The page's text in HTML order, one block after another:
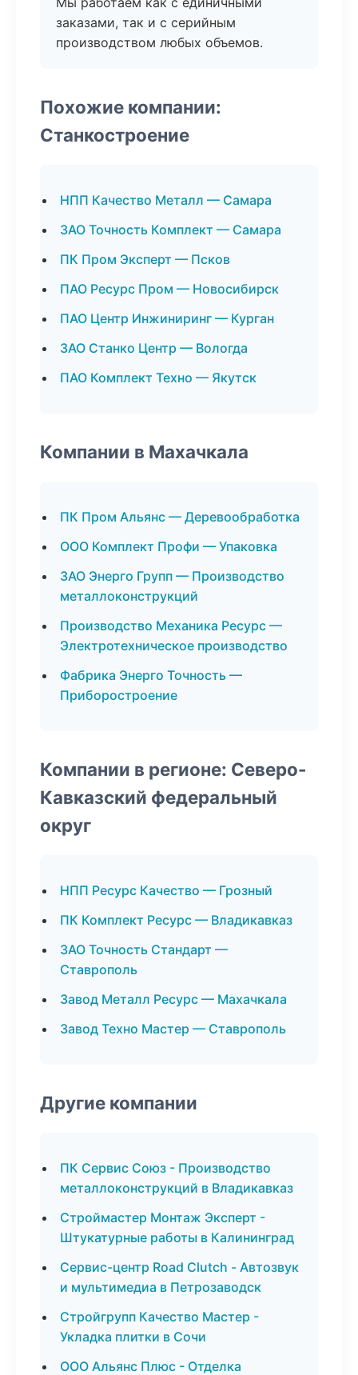
заказами, так и с серийным
производством любых объемов.
Похожие компании:
Станкостроение
НПП Качество Металл — Самара
ЗАО Точность Комплект — Самара
ПК Пром Эксперт — Псков
ПАО Ресурс Пром — Новосибирск
ПАО Центр Инжиниринг — Курган
ЗАО Станко Центр — Вологда
ПАО Комплект Техно — Якутск
Компании в Махачкала
ПК Пром Альянс — Деревообработка
ООО Комплект Профи — Упаковка
ЗАО Энерго Групп — Производство
металлоконструкций
Производство Механика Ресурс —
Электротехническое производство
Фабрика Энерго Точность —
Приборостроение
Компании в регионе: Северо-
Кавказский федеральный
округ
НПП Ресурс Качество — Грозный
ПК Комплект Ресурс — Владикавказ
ЗАО Точность Стандарт —
Ставрополь
Завод Металл Ресурс — Махачкала
Завод Техно Мастер — Ставрополь
Другие компании
ПК Сервис Союз - Производство
металлоконструкций в Владикавказ
Строймастер Монтаж Эксперт -
Штукатурные работы в Калининград
Сервис-центр Road Clutch - Автозвук
и мультимедиа в Петрозаводск
Стройгрупп Качество Мастер -
Укладка плитки в Сочи
ООО Альянс Плюс - Отделка